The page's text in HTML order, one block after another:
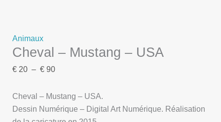
Animaux
Cheval – Mustang – USA
€ 20 – € 90
Cheval – Mustang – USA.
Dessin Numérique – Digital Art Numérique. Réalisation